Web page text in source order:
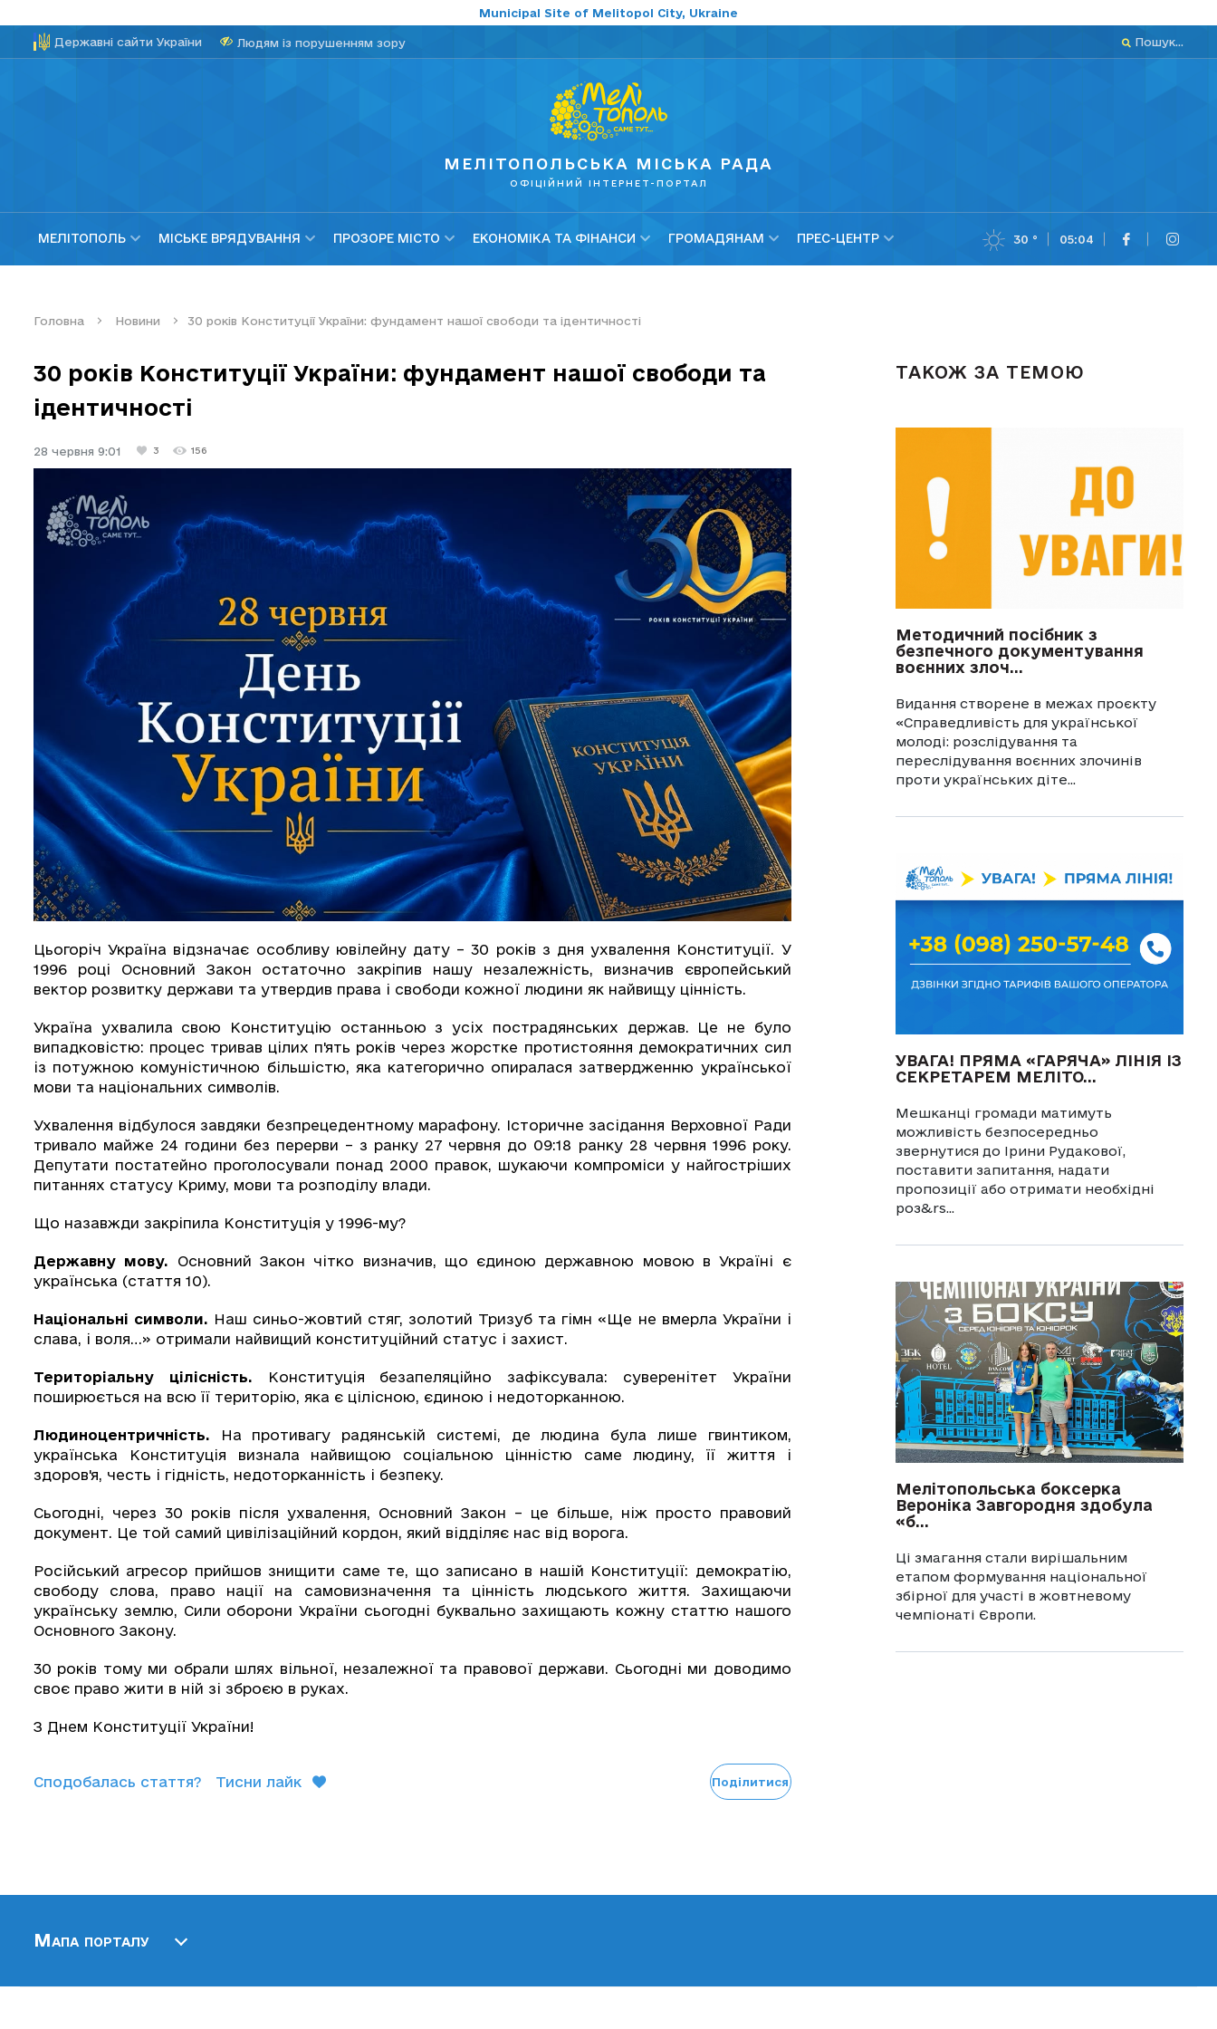
Municipal Site of Melitopol City, Ukraine
Державні сайти України Людям із порушенням зору Пошук...
МЕЛІТОПОЛЬСЬКА МІСЬКА РАДА
ОФІЦІЙНИЙ ІНТЕРНЕТ-ПОРТАЛ
МЕЛІТОПОЛЬ МІСЬКЕ ВРЯДУВАННЯ ПРОЗОРЕ МІСТО ЕКОНОМІКА ТА ФІНАНСИ ГРОМАДЯНАМ ПРЕС-ЦЕНТР 30 ° 05:04
Головна Новини 30 років Конституції України: фундамент нашої свободи та ідентичності
30 років Конституції України: фундамент нашої свободи та
ідентичності
28 червня 9:01 3 156
Цьогоріч Україна відзначає особливу ювілейну дату – 30 років з дня ухвалення Конституції. У
1996 році Основний Закон остаточно закріпив нашу незалежність, визначив європейський
вектор розвитку держави та утвердив права і свободи кожної людини як найвищу цінність.
Україна ухвалила свою Конституцію останньою з усіх пострадянських держав. Це не було
випадковістю: процес тривав цілих п'ять років через жорстке протистояння демократичних сил
із потужною комуністичною більшістю, яка категорично опиралася затвердженню української
мови та національних символів.
Ухвалення відбулося завдяки безпрецедентному марафону. Історичне засідання Верховної Ради
тривало майже 24 години без перерви – з ранку 27 червня до 09:18 ранку 28 червня 1996 року.
Депутати постатейно проголосували понад 2000 правок, шукаючи компроміси у найгостріших
питаннях статусу Криму, мови та розподілу влади.
Що назавжди закріпила Конституція у 1996-му?
Державну мову. Основний Закон чітко визначив, що єдиною державною мовою в Україні є
українська (стаття 10).
Національні символи. Наш синьо-жовтий стяг, золотий Тризуб та гімн «Ще не вмерла України і
слава, і воля…» отримали найвищий конституційний статус і захист.
Територіальну цілісність. Конституція безапеляційно зафіксувала: суверенітет України
поширюється на всю її територію, яка є цілісною, єдиною і недоторканною.
Людиноцентричність. На противагу радянській системі, де людина була лише гвинтиком,
українська Конституція визнала найвищою соціальною цінністю саме людину, її життя і
здоров'я, честь і гідність, недоторканність і безпеку.
Сьогодні, через 30 років після ухвалення, Основний Закон – це більше, ніж просто правовий
документ. Це той самий цивілізаційний кордон, який відділяє нас від ворога.
Російський агресор прийшов знищити саме те, що записано в нашій Конституції: демократію,
свободу слова, право нації на самовизначення та цінність людського життя. Захищаючи
українську землю, Сили оборони України сьогодні буквально захищають кожну статтю нашого
Основного Закону.
30 років тому ми обрали шлях вільної, незалежної та правової держави. Сьогодні ми доводимо
своє право жити в ній зі зброєю в руках.
З Днем Конституції України!
Сподобалась стаття? Тисни лайк Поділитися
ТАКОЖ ЗА ТЕМОЮ
Методичний посібник з
безпечного документування
воєнних злоч...
Видання створене в межах проєкту
«Справедливість для української
молоді: розслідування та
переслідування воєнних злочинів
проти українських діте...
УВАГА! ПРЯМА «ГАРЯЧА» ЛІНІЯ ІЗ
СЕКРЕТАРЕМ МЕЛІТО...
Мешканці громади матимуть
можливість безпосередньо
звернутися до Ірини Рудакової,
поставити запитання, надати
пропозиції або отримати необхідні
роз&rs...
Мелітопольська боксерка
Вероніка Завгородня здобула
«б...
Ці змагання стали вирішальним
етапом формування національної
збірної для участі в жовтневому
чемпіонаті Європи.
Мапа порталу